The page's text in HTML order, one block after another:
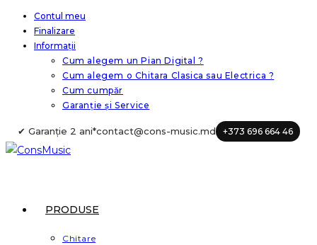
Skip
content
Contul meu
Finalizare
Informații
Cum alegem un Pian Digital ?
Cum alegem o Chitara Clasica sau Electrica ?
Cum cumpăr
Garanție și Service
✔ Garanție 2 ani*contact@cons-music.md +373 696 664 46
PRODUSE
Chitare